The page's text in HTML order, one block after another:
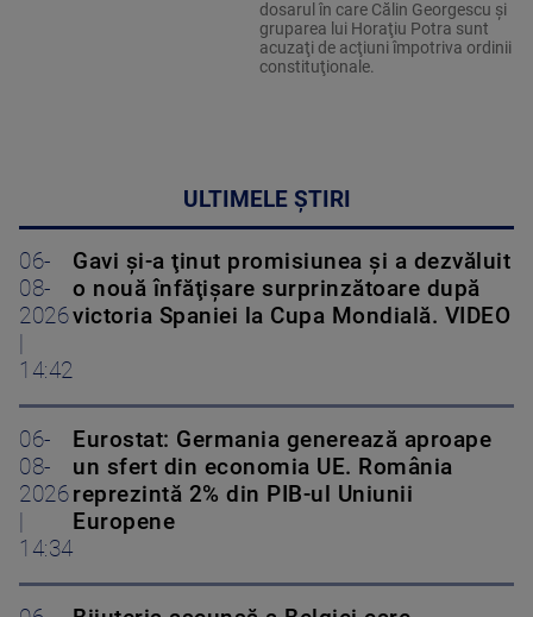
dosarul în care Călin Georgescu şi
gruparea lui Horaţiu Potra sunt
acuzaţi de acţiuni împotriva ordinii
constituţionale.
ULTIMELE ȘTIRI
06-
08-
2026
14:42
Gavi şi-a ţinut promisiunea şi a dezvăluit
o nouă înfăţişare surprinzătoare după
victoria Spaniei la Cupa Mondială. VIDEO
06-
08-
2026
14:34
Eurostat: Germania generează aproape
un sfert din economia UE. România
reprezintă 2% din PIB-ul Uniunii
Europene